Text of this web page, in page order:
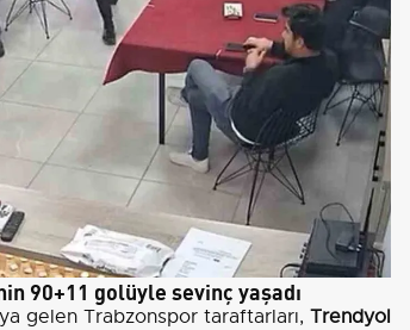
90+11 golüyle sevinç yaşadı
gelen Trabzonspor taraftarları, Trendyol